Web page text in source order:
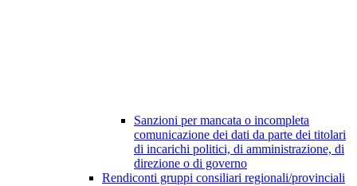
Sanzioni per mancata o incompleta
comunicazione dei dati da parte dei titolari
di incarichi politici, di amministrazione, di
direzione o di governo
Rendiconti gruppi consiliari regionali/provinciali